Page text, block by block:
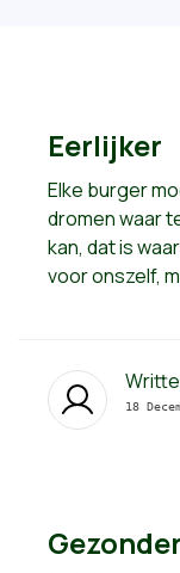
Eerlijker
Elke burger
dromen waar
kan, dat is
voor onszelf,
18
Gezonder